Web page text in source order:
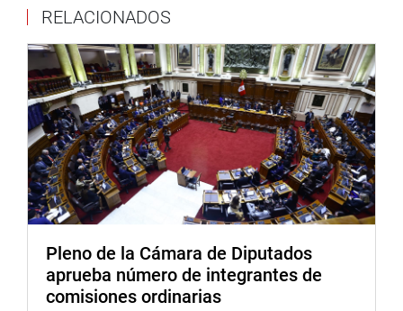
A las 3 de la tarde, la representación parlamentaria
volverá a reunirse en sesión plenaria -sea en forma
presencial en el hemiciclo de sesiones o de manera
virtual- para atender los temas de la agenda legislativa,
bajo la conducción de la presidenta del Congreso, María
del Carmen Alva.
Conoce aquí la agenda:
bit.ly/3zHfTAX
OFICINA DE COMUNICACIONES
RELACIONADOS
Pleno de la Cámara de Diputados
aprueba número de integrantes de
comisiones ordinarias